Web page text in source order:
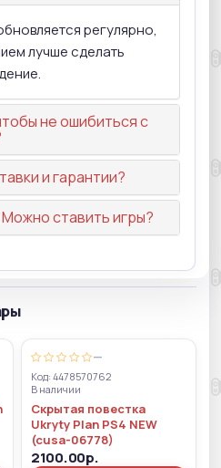
регулярно,
лучше сделать
не ошибиться с
и гарантии?
ставить игры?
—
Код: 4478570762
В наличии
Скрытая повестка
Ukryty Plan PS4 NEW
(cusa-06778)
2100.00р.